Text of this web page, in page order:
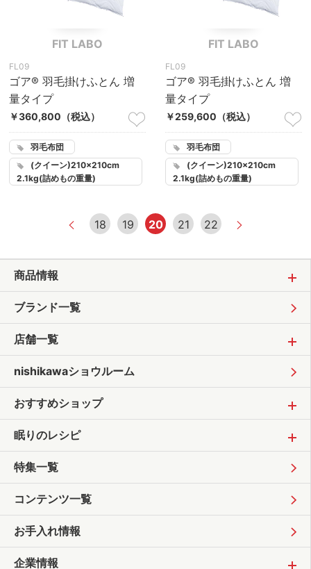
FIT LABO
FL09
ゴア® 羽毛掛けふとん 増
量タイプ
￥360,800 （税込）
羽毛布団
(クイーン)210×210cm
2.1kg(詰めもの重量)
FIT LABO
FL09
ゴア® 羽毛掛けふとん 増
量タイプ
￥259,600 （税込）
羽毛布団
(クイーン)210×210cm
2.1kg(詰めもの重量)
18 19 20 21 22
商品情報
ブランド一覧
店舗一覧
nishikawaショウルーム
おすすめショップ
眠りのレシピ
特集一覧
コンテンツ一覧
お手入れ情報
企業情報